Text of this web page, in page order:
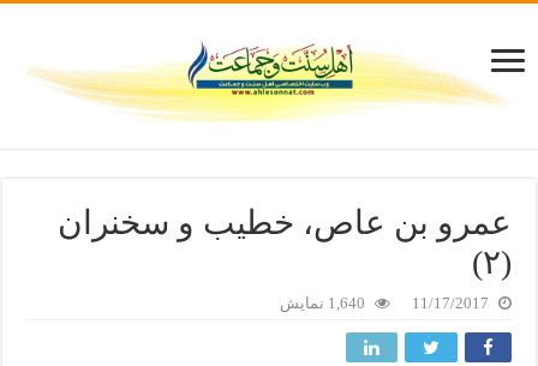
عمرو بن عاص، خطیب و سخنران
(۲)
11/17/2017 1,640 نمایش